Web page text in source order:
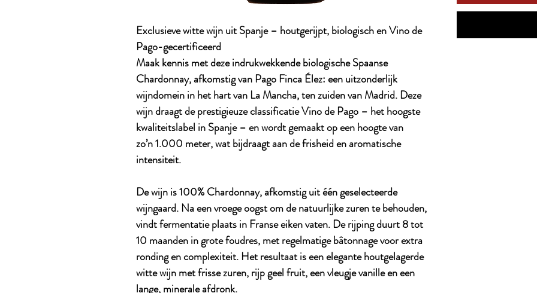
Exclusieve witte wijn uit Spanje – houtgerijpt, biologisch en Vino de
Pago-gecertificeerd
Maak kennis met deze indrukwekkende biologische Spaanse
Chardonnay, afkomstig van Pago Finca Élez: een uitzonderlijk
wijndomein in het hart van La Mancha, ten zuiden van Madrid. Deze
wijn draagt de prestigieuze classificatie Vino de Pago – het hoogste
kwaliteitslabel in Spanje – en wordt gemaakt op een hoogte van
zo’n 1.000 meter, wat bijdraagt aan de frisheid en aromatische
intensiteit.
De wijn is 100% Chardonnay, afkomstig uit één geselecteerde
wijngaard. Na een vroege oogst om de natuurlijke zuren te behouden,
vindt fermentatie plaats in Franse eiken vaten. De rijping duurt 8 tot
10 maanden in grote foudres, met regelmatige bâtonnage voor extra
ronding en complexiteit. Het resultaat is een elegante houtgelagerde
witte wijn met frisse zuren, rijp geel fruit, een vleugje vanille en een
lange, minerale afdronk.